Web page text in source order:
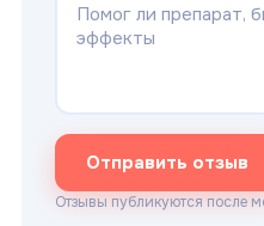
Отправить отзыв
Отзывы публикуются после